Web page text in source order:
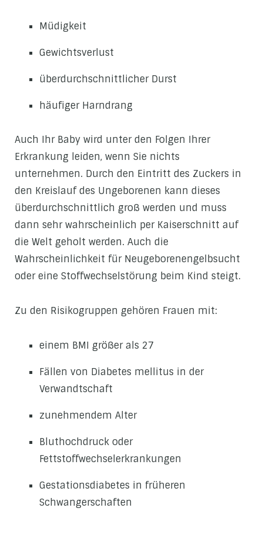
Müdigkeit
Gewichtsverlust
überdurchschnittlicher Durst
häufiger Harndrang
Auch Ihr Baby wird unter den Folgen Ihrer
Erkrankung leiden, wenn Sie nichts
unternehmen. Durch den Eintritt des Zuckers in
den Kreislauf des Ungeborenen kann dieses
überdurchschnittlich groß werden und muss
dann sehr wahrscheinlich per Kaiserschnitt auf
die Welt geholt werden. Auch die
Wahrscheinlichkeit für Neugeborenengelbsucht
oder eine Stoffwechselstörung beim Kind steigt.
Zu den Risikogruppen gehören Frauen mit:
einem BMI größer als 27
Fällen von Diabetes mellitus in der
Verwandtschaft
zunehmendem Alter
Bluthochdruck oder
Fettstoffwechselerkrankungen
Gestationsdiabetes in früheren
Schwangerschaften